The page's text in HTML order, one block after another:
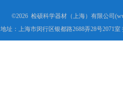
©2026 检硕科学器材（上海）有限公司
地址：上海市闵行区银都路2688弄28号2071室